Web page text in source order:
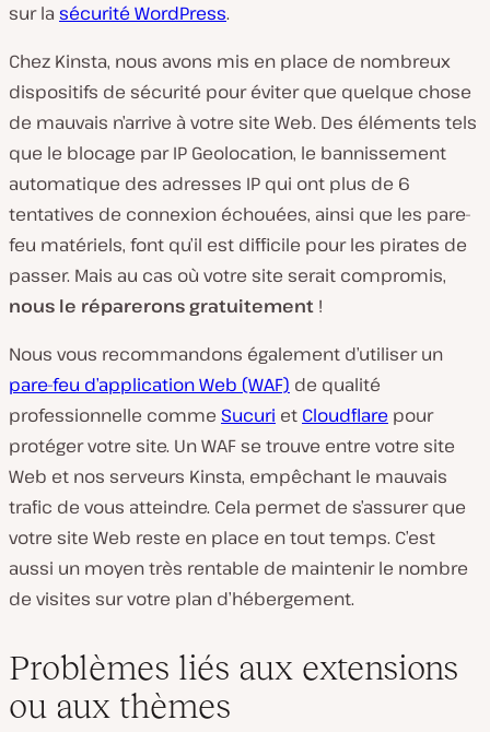
sur la sécurité WordPress.
Chez Kinsta, nous avons mis en place de nombreux
dispositifs de sécurité pour éviter que quelque chose
de mauvais n’arrive à votre site Web. Des éléments tels
que le blocage par IP Geolocation, le bannissement
automatique des adresses IP qui ont plus de 6
tentatives de connexion échouées, ainsi que les pare-
feu matériels, font qu’il est difficile pour les pirates de
passer. Mais au cas où votre site serait compromis,
nous le réparerons gratuitement !
Nous vous recommandons également d’utiliser un
pare-feu d’application Web (WAF) de qualité
professionnelle comme Sucuri et Cloudflare pour
protéger votre site. Un WAF se trouve entre votre site
Web et nos serveurs Kinsta, empêchant le mauvais
trafic de vous atteindre. Cela permet de s’assurer que
votre site Web reste en place en tout temps. C’est
aussi un moyen très rentable de maintenir le nombre
de visites sur votre plan d’hébergement.
Problèmes liés aux extensions
ou aux thèmes